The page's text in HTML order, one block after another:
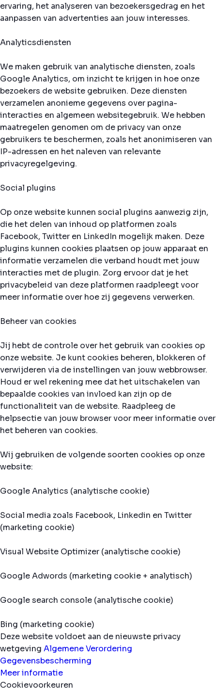
ervaring, het analyseren van bezoekersgedrag en het
aanpassen van advertenties aan jouw interesses.
Analyticsdiensten
We maken gebruik van analytische diensten, zoals
Google Analytics, om inzicht te krijgen in hoe onze
bezoekers de website gebruiken. Deze diensten
verzamelen anonieme gegevens over pagina-
interacties en algemeen websitegebruik. We hebben
maatregelen genomen om de privacy van onze
gebruikers te beschermen, zoals het anonimiseren van
IP-adressen en het naleven van relevante
privacyregelgeving.
Social plugins
Op onze website kunnen social plugins aanwezig zijn,
die het delen van inhoud op platformen zoals
Facebook, Twitter en LinkedIn mogelijk maken. Deze
plugins kunnen cookies plaatsen op jouw apparaat en
informatie verzamelen die verband houdt met jouw
interacties met de plugin. Zorg ervoor dat je het
privacybeleid van deze platformen raadpleegt voor
meer informatie over hoe zij gegevens verwerken.
Beheer van cookies
Jij hebt de controle over het gebruik van cookies op
onze website. Je kunt cookies beheren, blokkeren of
verwijderen via de instellingen van jouw webbrowser.
Houd er wel rekening mee dat het uitschakelen van
bepaalde cookies van invloed kan zijn op de
functionaliteit van de website. Raadpleeg de
helpsectie van jouw browser voor meer informatie over
het beheren van cookies.
Wij gebruiken de volgende soorten cookies op onze
website:
Google Analytics (analytische cookie)
Social media zoals Facebook, Linkedin en Twitter
(marketing cookie)
Visual Website Optimizer (analytische cookie)
Google Adwords (marketing cookie + analytisch)
Google search console (analytische cookie)
Bing (marketing cookie)
Deze website voldoet aan de nieuwste privacy
wetgeving Algemene Verordering
Gegevensbescherming
Meer informatie
Cookievoorkeuren